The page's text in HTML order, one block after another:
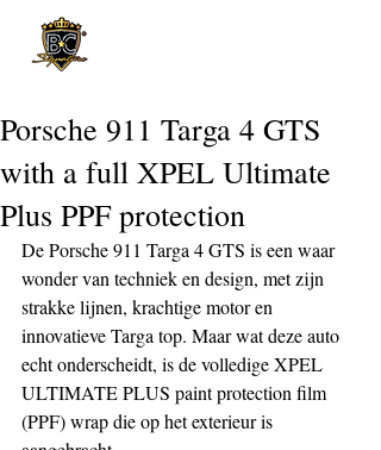
Porsche 911 Targa 4 GTS
with a full XPEL Ultimate
Plus PPF protection
De Porsche 911 Targa 4 GTS is een waar
wonder van techniek en design, met zijn
strakke lijnen, krachtige motor en
innovatieve Targa top. Maar wat deze auto
echt onderscheidt, is de volledige XPEL
ULTIMATE PLUS paint protection film
(PPF) wrap die op het exterieur is